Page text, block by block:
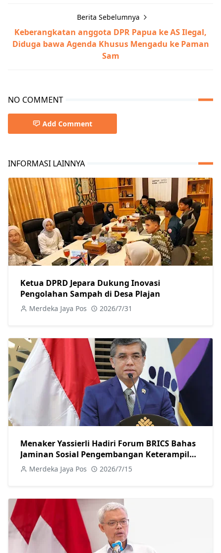
Berita Sebelumnya
Keberangkatan anggota DPR Papua ke AS Ilegal,
Diduga bawa Agenda Khusus Mengadu ke Paman
Sam
NO COMMENT
Add Comment
INFORMASI LAINNYA
Ketua DPRD Jepara Dukung Inovasi
Pengolahan Sampah di Desa Plajan
Merdeka Jaya Pos 2026/7/31
Menaker Yassierli Hadiri Forum BRICS Bahas
Jaminan Sosial Pengembangan Keterampilan
dan Dunia Kerja Digital
Merdeka Jaya Pos 2026/7/15